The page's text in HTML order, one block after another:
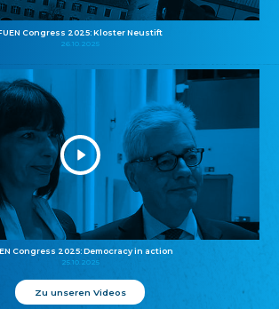
Congress 2025: Kloster Neustift
26.10.2025
Congress 2025: Democracy in action
25.10.2025
Zu unseren Videos